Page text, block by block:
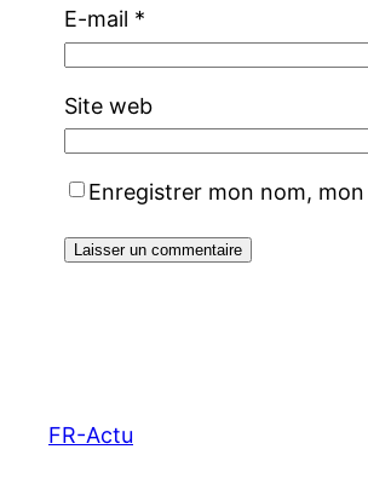
E-mail *
Site web
Enregistrer mon nom,
FR-Actu